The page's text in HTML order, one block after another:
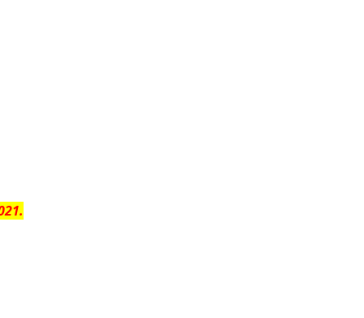
.